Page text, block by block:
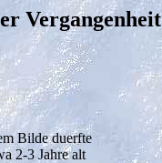
Bilde duerfte
2-3 Jahre alt
Vergangenheit